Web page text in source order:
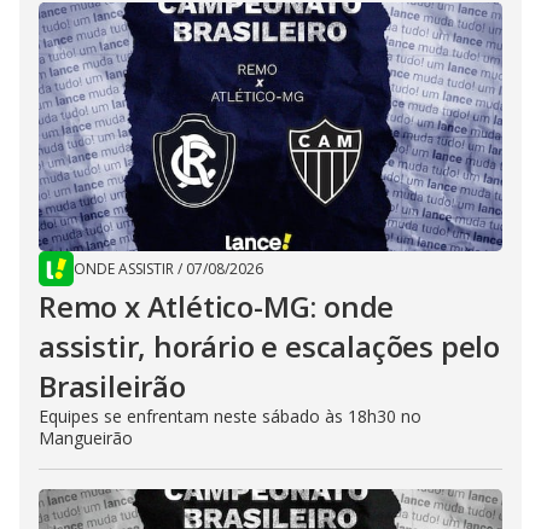
ONDE ASSISTIR/ 07/08/2026
Remo x Atlético-MG: onde
assistir, horário e escalações pelo
Brasileirão
Equipes se enfrentam neste sábado às 18h30 no
Mangueirão